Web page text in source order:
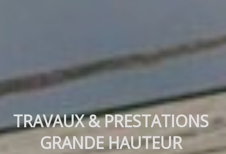
TRAVAUX & PRESTATIONS
GRANDE HAUTEUR